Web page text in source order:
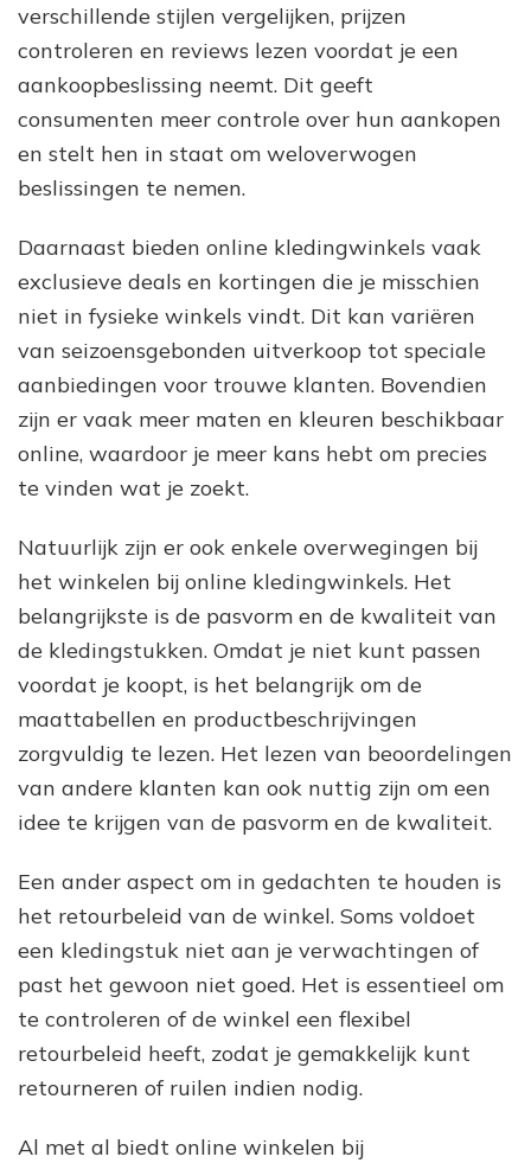
verschillende stijlen vergelijken, prijzen
controleren en reviews lezen voordat je een
aankoopbeslissing neemt. Dit geeft
consumenten meer controle over hun aankopen
en stelt hen in staat om weloverwogen
beslissingen te nemen.
Daarnaast bieden online kledingwinkels vaak
exclusieve deals en kortingen die je misschien
niet in fysieke winkels vindt. Dit kan variëren
van seizoensgebonden uitverkoop tot speciale
aanbiedingen voor trouwe klanten. Bovendien
zijn er vaak meer maten en kleuren beschikbaar
online, waardoor je meer kans hebt om precies
te vinden wat je zoekt.
Natuurlijk zijn er ook enkele overwegingen bij
het winkelen bij online kledingwinkels. Het
belangrijkste is de pasvorm en de kwaliteit van
de kledingstukken. Omdat je niet kunt passen
voordat je koopt, is het belangrijk om de
maattabellen en productbeschrijvingen
zorgvuldig te lezen. Het lezen van beoordelingen
van andere klanten kan ook nuttig zijn om een
idee te krijgen van de pasvorm en de kwaliteit.
Een ander aspect om in gedachten te houden is
het retourbeleid van de winkel. Soms voldoet
een kledingstuk niet aan je verwachtingen of
past het gewoon niet goed. Het is essentieel om
te controleren of de winkel een flexibel
retourbeleid heeft, zodat je gemakkelijk kunt
retourneren of ruilen indien nodig.
Al met al biedt online winkelen bij